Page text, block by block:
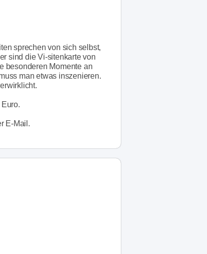
sprechen von sich selbst,
sind die Vi-sitenkarte von
besonderen Momente an
man etwas inszenieren.
E-Mail.